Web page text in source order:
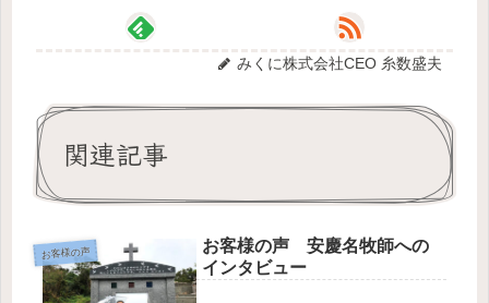
みくに株式会社CEO 糸数盛夫
関連記事
お客様の声
お客様の声 安慶名牧師への
インタビュー